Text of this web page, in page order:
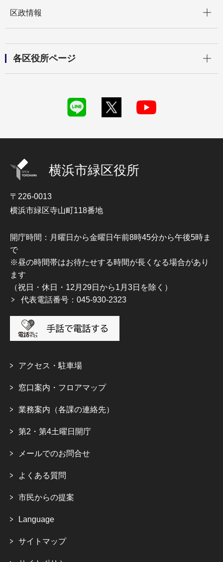
区政情報
各区役所ページ
横浜市緑区役所
〒226-0013
横浜市緑区寺山町118番地
開庁時間：月曜日から金曜日午前8時45分から午後5時ま
で
※昼の時間帯はお待たせする時間が長くなる場合があり
ます
（祝日・休日・12月29日から1月3日を除く）
代表電話番号：045-930-2323
アクセス・駐車場
窓口案内・フロアマップ
業務案内（各課の連絡先）
第2・第4土曜日開庁
メールでのお問合せ
よくある質問
市民からの提案
Language
サイトマップ